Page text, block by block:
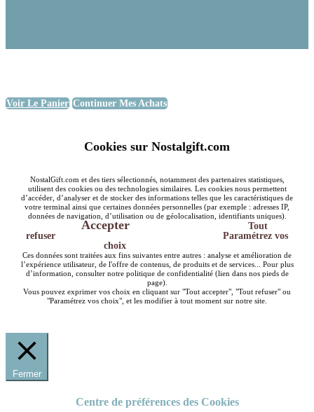
Voir Le Panier Continuer Mes Achats
Cookies sur Nostalgift.com
NostalGift.com et des tiers sélectionnés, notamment des partenaires statistiques,
utilisent des cookies ou des technologies similaires. Les cookies nous permettent
d’accéder, d’analyser et de stocker des informations telles que les caractéristiques de
votre terminal ainsi que certaines données personnelles (par exemple : adresses IP,
données de navigation, d’utilisation ou de géolocalisation, identifiants uniques).
Accepter
Tout
refuser
Paramétrez vos
choix
Ces données sont traitées aux fins suivantes entre autres : analyse et amélioration de
l’expérience utilisateur, de l'offre de contenus, de produits et de services... Pour plus
d’information, consulter notre politique de confidentialité (lien dans nos pieds de
page).
Vous pouvez exprimer vos choix en cliquant sur "Tout accepter", "Tout refuser" ou
"Paramétrez vos choix", et les modifier à tout moment sur notre site.
Fermer
Centre de préférences des Cookies